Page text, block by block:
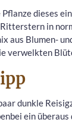
dieses
in
aus Blumen-
verwelkten
dunkle
ein